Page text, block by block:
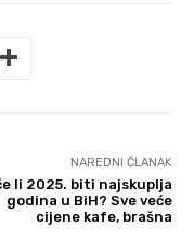
NAREDNI ČLANAK
li 2025. biti najskuplja
godina u BiH? Sve veće
cijene kafe, brašna